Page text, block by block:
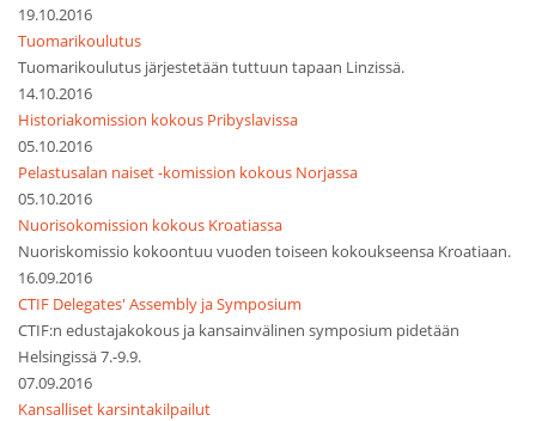
19.10.2016
Tuomarikoulutus
Tuomarikoulutus järjestetään tuttuun tapaan Linzissä.
14.10.2016
Historiakomission kokous Pribyslavissa
05.10.2016
Pelastusalan naiset -komission kokous Norjassa
05.10.2016
Nuorisokomission kokous Kroatiassa
Nuoriskomissio kokoontuu vuoden toiseen kokoukseensa Kroatiaan.
16.09.2016
CTIF Delegates' Assembly ja Symposium
CTIF:n edustajakokous ja kansainvälinen symposium pidetään
Helsingissä 7.-9.9.
07.09.2016
Kansalliset karsintakilpailut